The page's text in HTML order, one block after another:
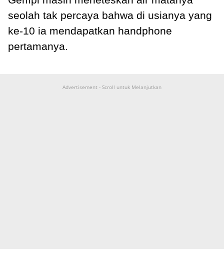
seolah tak percaya bahwa di usianya yang
ke-10 ia mendapatkan handphone
pertamanya.
Advertisement - Scroll untuk Melanjutkan